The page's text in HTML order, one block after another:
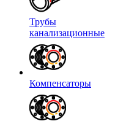
Трубы
канализационные
Компенсаторы